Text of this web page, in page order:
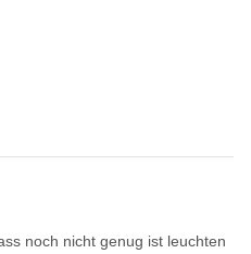
noch nicht genug ist leuchten